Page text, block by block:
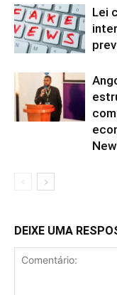
Lei
DEIXE UMA